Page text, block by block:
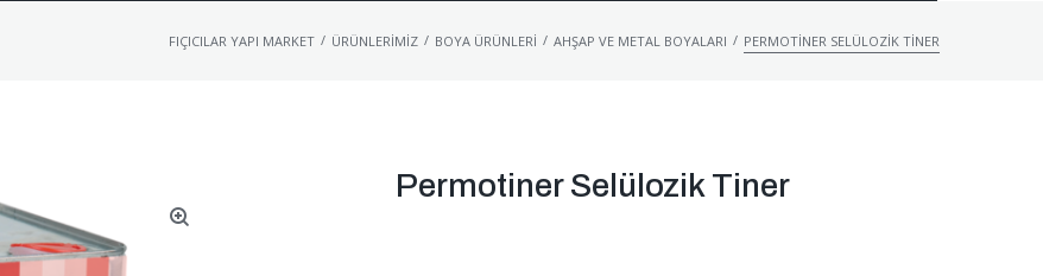
FIÇICILAR YAPI MARKET / ÜRÜNLERIMIZ / BOYA ÜRÜNLERI / AHŞAP VE METAL BOYALARI / PERMOTINER SELÜLOZIK TINER
Permotiner Selülozik Tiner